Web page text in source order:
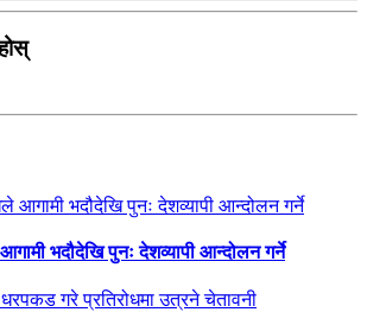
भदौदेखि पुनः देशव्यापी आन्दोलन गर्ने